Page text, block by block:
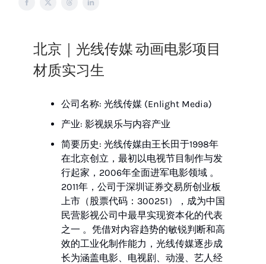
北京｜光线传媒 动画电影项目
材质实习生
公司名称: 光线传媒 (Enlight Media)
产业: 影视娱乐与内容产业
简要历史: 光线传媒由王长田于1998年
在北京创立，最初以电视节目制作与发
行起家，2006年全面进军电影领域 。
2011年，公司于深圳证券交易所创业板
上市（股票代码：300251），成为中国
民营影视公司中最早实现资本化的代表
之一 。凭借对内容趋势的敏锐判断和高
效的工业化制作能力，光线传媒逐步成
长为涵盖电影、电视剧、动漫、艺人经